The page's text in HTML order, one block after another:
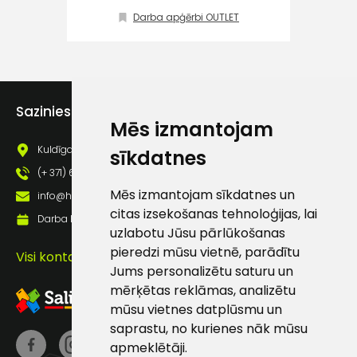
Mēs izmantojam
sīkdatnes
Mēs izmantojam sīkdatnes un
citas izsekošanas tehnoloģijas, lai
uzlabotu Jūsu pārlūkošanas
pieredzi mūsu vietnē, parādītu
Jums personalizētu saturu un
mērķētas reklāmas, analizētu
mūsu vietnes datplūsmu un
saprastu, no kurienes nāk mūsu
apmeklētāji.
EN 343 Klase 3:1 XDarba apģērbi OUTLET
Sazinies ar mums
Kuldīgas iela 69a, Saldus, Saldus nov., LV - 3801
(+ 371) 63 881 186
info@hards.lv
Darba laiks: Darbadienās: 8:00 - 17:00
Visi kontakti
(+371) 63 881